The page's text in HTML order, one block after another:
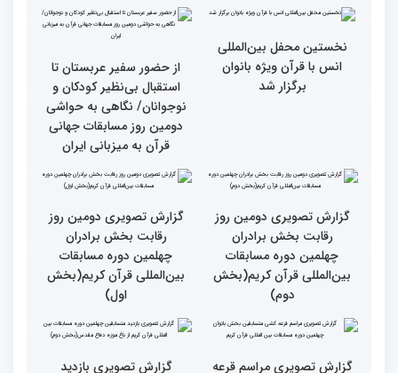
جزئیات دومین روز رقابت
بین‌المللی قرآن کریم
استعدادیابی مجری‌گری
قرآنی در حاشیه مسابقات
از حضور سفیر عربستان تا
استقبال بی‌نظیر کودکان و
نوجوانان/ نگاهی به حواشی
دومین روز مسابقات جهانی
قرآن به میزبانی ایران
گزارش تصویری دومین روز
رقابت بخش برادران
چهلمین دوره مسابقات
بین‌المللی قرآن کریم(بخش
دوم)
گزارش تصویری دومین روز
رقابت بخش برادران
چهلمین دوره مسابقات
بین‌المللی قرآن کریم(بخش
اول)